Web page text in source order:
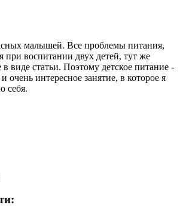
малышей. Все проблемы питания,
при воспитании двух детей, тут же
в виде статьи. Поэтому детское питание -
очень интересное занятие, в которое я
себя.